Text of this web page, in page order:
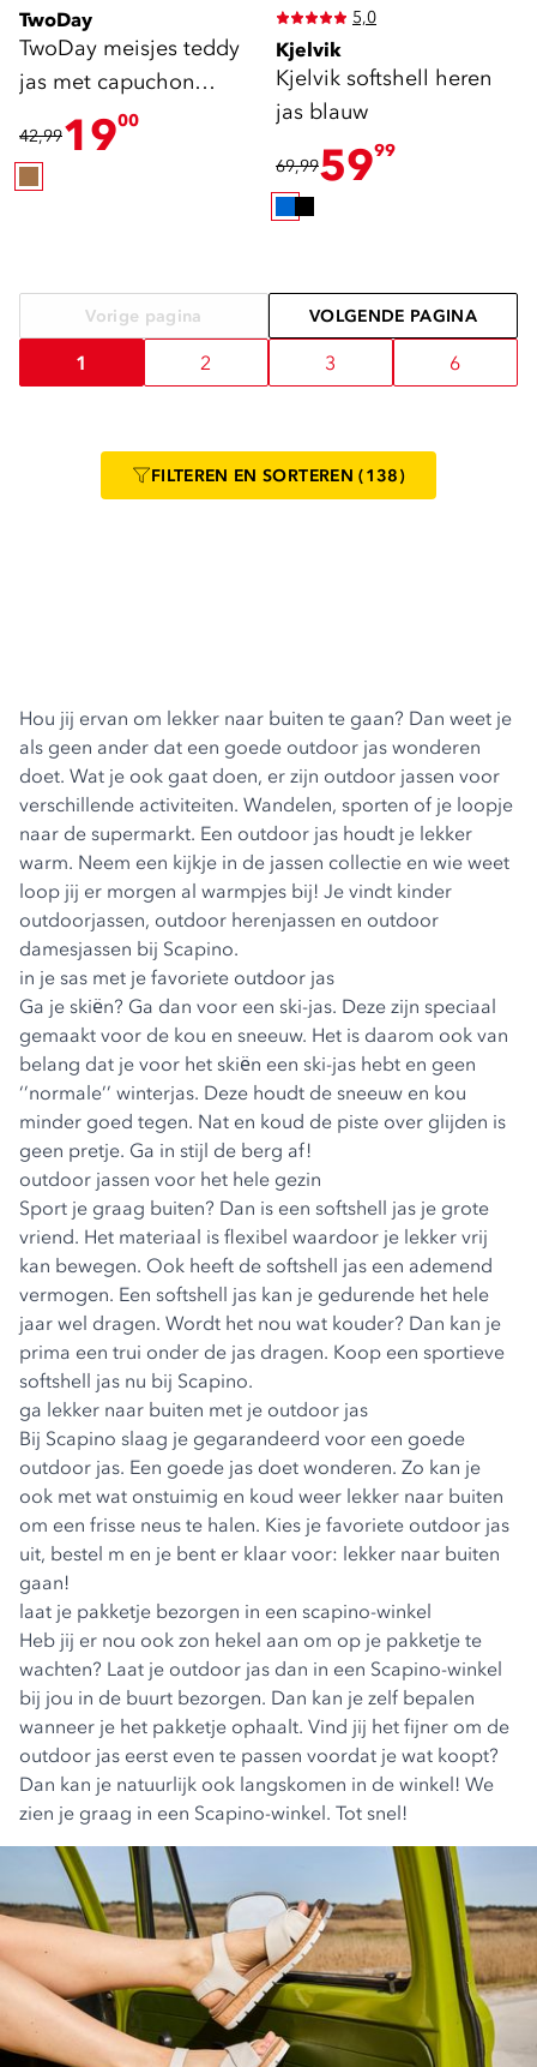
TwoDay
TwoDay meisjes teddy
jas met capuchon
lichtbruin
42,991900
5,0
Kjelvik
Kjelvik softshell heren
jas blauw
69,995999
Vorige pagina VOLGENDE PAGINA
1 2 3 6
FILTEREN EN SORTEREN (138)
Hou jij ervan om lekker naar buiten te gaan? Dan weet je
als geen ander dat een goede outdoor jas wonderen
doet. Wat je ook gaat doen, er zijn outdoor jassen voor
verschillende activiteiten. Wandelen, sporten of je loopje
naar de supermarkt. Een outdoor jas houdt je lekker
warm. Neem een kijkje in de jassen collectie en wie weet
loop jij er morgen al warmpjes bij! Je vindt kinder
outdoorjassen, outdoor herenjassen en outdoor
damesjassen bij Scapino.
in je sas met je favoriete outdoor jas
Ga je skiën? Ga dan voor een ski-jas. Deze zijn speciaal
gemaakt voor de kou en sneeuw. Het is daarom ook van
belang dat je voor het skiën een ski-jas hebt en geen
‘’normale’’ winterjas. Deze houdt de sneeuw en kou
minder goed tegen. Nat en koud de piste over glijden is
geen pretje. Ga in stijl de berg af!
outdoor jassen voor het hele gezin
Sport je graag buiten? Dan is een softshell jas je grote
vriend. Het materiaal is flexibel waardoor je lekker vrij
kan bewegen. Ook heeft de softshell jas een ademend
vermogen. Een softshell jas kan je gedurende het hele
jaar wel dragen. Wordt het nou wat kouder? Dan kan je
prima een trui onder de jas dragen. Koop een sportieve
softshell jas nu bij Scapino.
ga lekker naar buiten met je outdoor jas
Bij Scapino slaag je gegarandeerd voor een goede
outdoor jas. Een goede jas doet wonderen. Zo kan je
ook met wat onstuimig en koud weer lekker naar buiten
om een frisse neus te halen. Kies je favoriete outdoor jas
uit, bestel m en je bent er klaar voor: lekker naar buiten
gaan!
laat je pakketje bezorgen in een scapino-winkel
Heb jij er nou ook zon hekel aan om op je pakketje te
wachten? Laat je outdoor jas dan in een Scapino-winkel
bij jou in de buurt bezorgen. Dan kan je zelf bepalen
wanneer je het pakketje ophaalt. Vind jij het fijner om de
outdoor jas eerst even te passen voordat je wat koopt?
Dan kan je natuurlijk ook langskomen in de winkel! We
zien je graag in een Scapino-winkel. Tot snel!